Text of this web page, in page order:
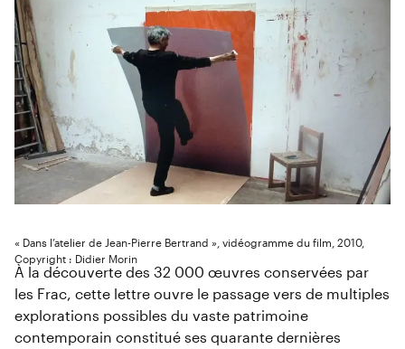
« Dans l’atelier de Jean-Pierre Bertrand », vidéogramme du film, 2010,
Copyright : Didier Morin
À la découverte des 32 000 œuvres conservées par
les Frac, cette lettre ouvre le passage vers de multiples
explorations possibles du vaste patrimoine
contemporain constitué ses quarante dernières